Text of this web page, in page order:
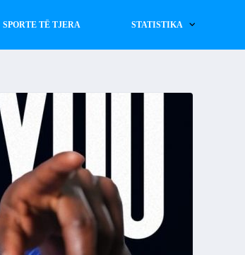
SPORTE TË TJERA STATISTIKA